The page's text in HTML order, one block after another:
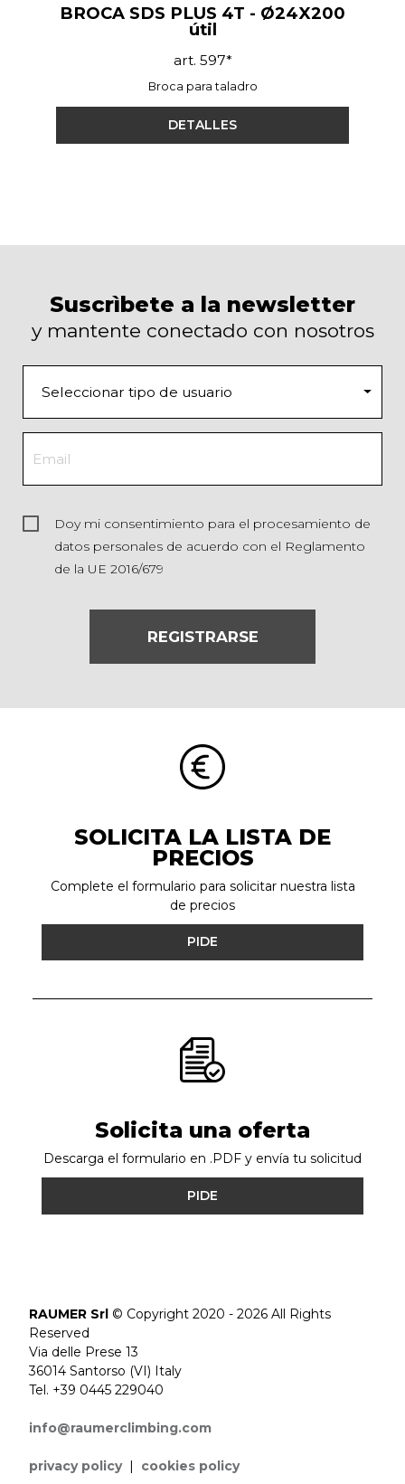
BROCA SDS PLUS 4T - Ø24X200
útil
art. 597*
Broca para taladro
DETALLES
Suscrìbete a la newsletter
y mantente conectado con nosotros
Doy mi consentimiento para el procesamiento de
datos personales de acuerdo con el Reglamento
de la UE 2016/679
REGISTRARSE
SOLICITA LA LISTA DE
PRECIOS
Complete el formulario para solicitar nuestra lista
de precios
PIDE
Solicita una oferta
Descarga el formulario en .PDF y envía tu solicitud
PIDE
RAUMER Srl © Copyright 2020 - 2026 All Rights
Reserved
Via delle Prese 13
36014 Santorso (VI) Italy
Tel. +39 0445 229040
info@raumerclimbing.com
privacy policy| cookies policy